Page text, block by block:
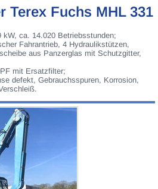
Terex Fuchs MHL 331
kW, ca. 14.020 Betriebsstunden;
Fahrantrieb, 4 Hydraulikstützen,
aus Panzerglas mit Schutzgitter,
mit Ersatzfilter;
defekt, Gebrauchsspuren, Korrosion,